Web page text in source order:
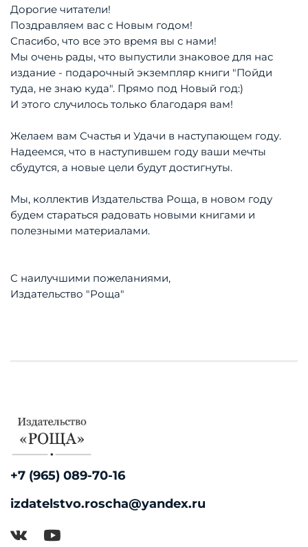
Дорогие читатели!
Поздравляем вас с Новым годом!
Спасибо, что все это время вы с нами!
Мы очень рады, что выпустили знаковое для нас
издание - подарочный экземпляр книги "Пойди
туда, не знаю куда". Прямо под Новый год:)
И этого случилось только благодаря вам!
Желаем вам Счастья и Удачи в наступающем году.
Надеемся, что в наступившем году ваши мечты
сбудутся, а новые цели будут достигнуты.
Мы, коллектив Издательства Роща, в новом году
будем стараться радовать новыми книгами и
полезными материалами.
С наилучшими пожеланиями,
Издательство "Роща"
+7 (965) 089-70-16
izdatelstvo.roscha@yandex.ru